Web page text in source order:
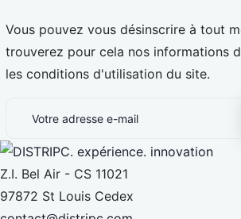
Vous pouvez vous désinscrire à tout
trouverez pour cela nos informations
les conditions d'utilisation du site.
Z.I. Bel Air - CS 11021
97872 St Louis Cedex